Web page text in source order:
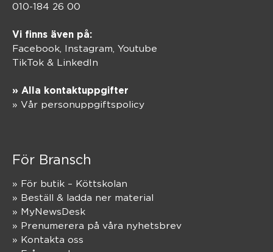
010-184 26 00
Vi finns även på:
Facebook, Instagram Youtube
TikTok & LinkedIn
» Alla kontaktuppgifter
» Vår personuppgiftspolicy
För Bransch
» För butik – Köttskolan
» Beställ & ladda ner material
» MyNewsDesk
» Prenumerera på våra nyhetsbrev
» Kontakta oss